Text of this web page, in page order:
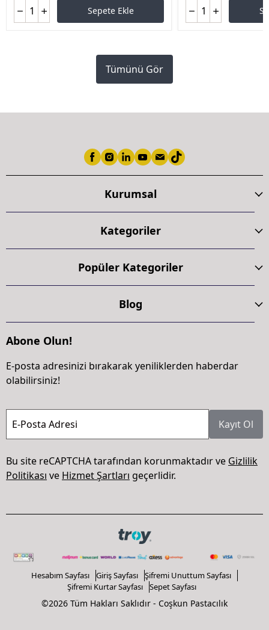
Sepete Ekle
Tümünü Gör
Kurumsal
Kategoriler
Popüler Kategoriler
Blog
Abone Olun!
E-posta adresinizi bırakarak yeniliklerden haberdar
olabilirsiniz!
E-Posta Adresi Kayıt Ol
Bu site reCAPTCHA tarafından korunmaktadır ve Gizlilik
Politikası ve Hizmet Şartları geçerlidir.
Hesabım Sayfası Giriş Sayfası
Şifremi Unuttum Sayfası
Şifremi Kurtar Sayfası
Sepet Sayfası
©2026 Tüm Hakları Saklıdır - Coşkun Pastacılık